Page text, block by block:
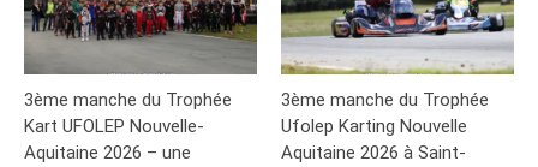
3ème manche du Trophée
Kart UFOLEP Nouvelle-
Aquitaine 2026 – une
3ème manche du Trophée
Ufolep Karting Nouvelle
Aquitaine 2026 à Saint-